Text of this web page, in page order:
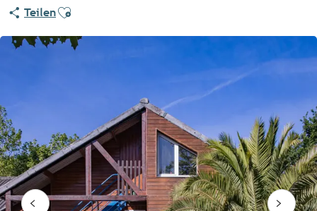
TeilenAjouter aux favoris